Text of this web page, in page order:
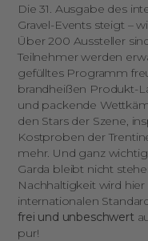
Die 31. Ausgabe des
Gravel-Events steigt –
Über 200 Aussteller
Teilnehmer werden
gefülltes Programm
brandheißen Produkt-
und packende
den Stars der Szene,
Kostproben der
mehr. Und ganz
Garda bleibt nicht
Nachhaltigkeit wird
internationalen
frei und unbeschwert
pur!